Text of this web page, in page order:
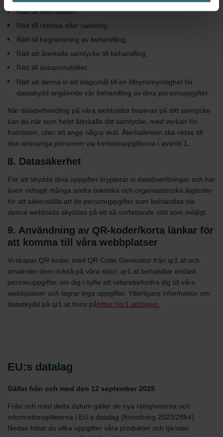
Rätt till information,
Rätt till rättelse eller radering,
Rätt till begränsning av behandling,
Rätt att återkalla samtycke till behandling,
Rätt till dataportabilitet,
Rätt att lämna in ett klagomål till en tillsynsmyndighet för
dataskydd angående vår behandling av dina personuppgifter.
När databehandling på våra webbsidor baseras på ditt samtycke
kan du när som helst återkalla ditt samtycke, med verkan för
framtiden, utan att ange några skäl. Återkallelsen ska riktas till
den ansvariga personen via kontaktuppgifterna i avsnitt 1.
8. Datasäkerhet
För att skydda dina uppgifter krypterar vi dataöverföringar och har
även vidtagit många andra tekniska och organisatoriska åtgärder
för att säkerställa att de personuppgifter som behandlas via
denna webbsida skyddas på ett så omfattande sätt som möjligt.
9. Användning av QR-koder/korta länkar för
att komma till våra webbplatser
Vi skapar QR-koder med QR Code Generator från qr1.at och
använder dem också på våra sidor. qr1.at behandlar endast
personuppgifter om dig i syfte att vidarebefordra dig till våra
webbplatser och lagrar inga uppgifter. Ytterligare information om
dataskydd på qr1.at finns påhttps://qr1.at/dsgvo.
EU:s datalag
Gäller från och med den 12 september 2025
Från och med detta datum gäller de nya rättigheterna och
informationsplikterna i EU:s datalag (förordning 2023/2854).
Nedan hittar du vilka uppgifter våra produkter och tjänster